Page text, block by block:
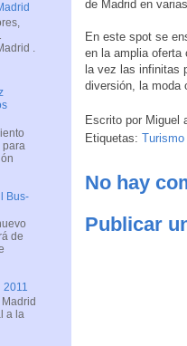
de Madrid en
En este spot se
en la amplia
la vez las infinitas
diversión, la moda
Escrito por Miguel
Etiquetas: Turismo
No hay
Publicar
.
para
Bus-
de
2011
a la